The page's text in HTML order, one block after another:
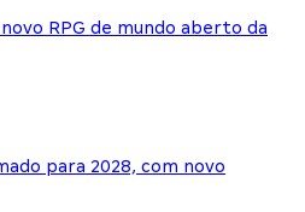
RPG de mundo aberto da
para 2028, com novo